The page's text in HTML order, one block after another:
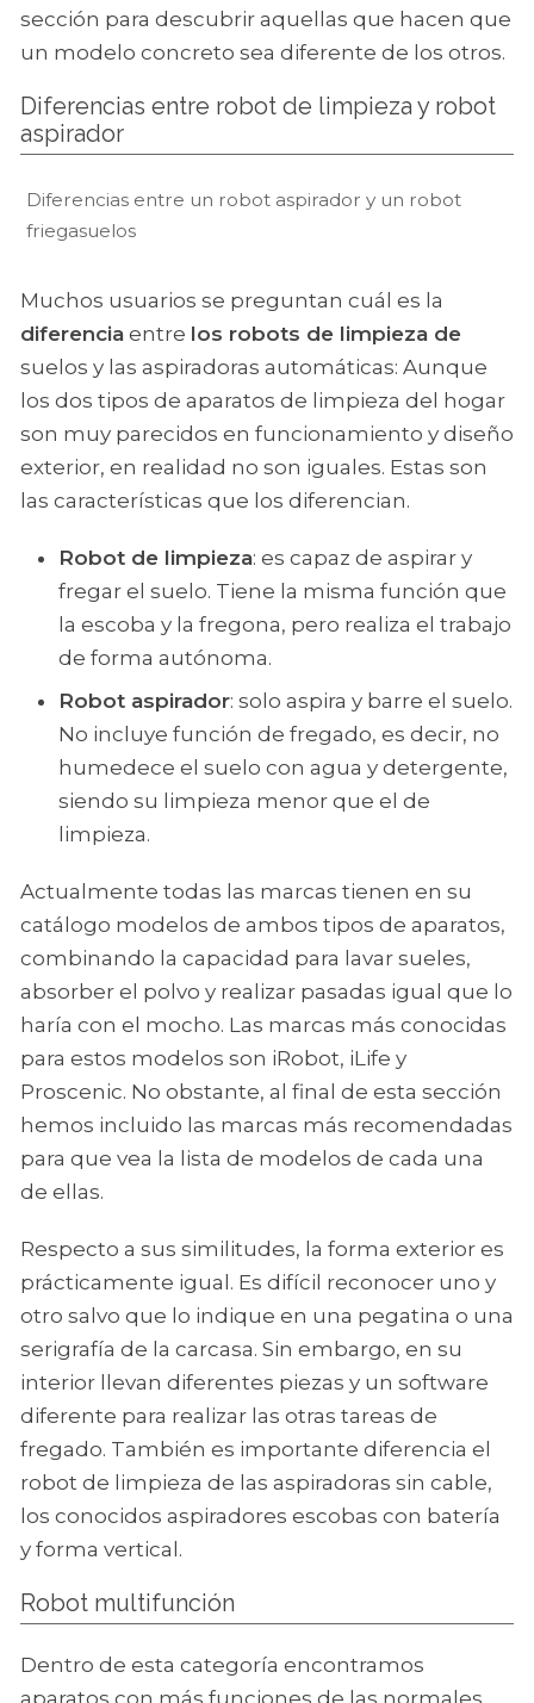
sección para descubrir aquellas que hacen que
un modelo concreto sea diferente de los otros.
Diferencias entre robot de limpieza y robot
aspirador
Diferencias entre un robot aspirador y un robot
friegasuelos
Muchos usuarios se preguntan cuál es la
diferencia entre los robots de limpieza de
suelos y las aspiradoras automáticas: Aunque
los dos tipos de aparatos de limpieza del hogar
son muy parecidos en funcionamiento y diseño
exterior, en realidad no son iguales. Estas son
las características que los diferencian.
Robot de limpieza: es capaz de aspirar y
fregar el suelo. Tiene la misma función que
la escoba y la fregona, pero realiza el trabajo
de forma autónoma.
Robot aspirador: solo aspira y barre el suelo.
No incluye función de fregado, es decir, no
humedece el suelo con agua y detergente,
siendo su limpieza menor que el de
limpieza.
Actualmente todas las marcas tienen en su
catálogo modelos de ambos tipos de aparatos,
combinando la capacidad para lavar sueles,
absorber el polvo y realizar pasadas igual que lo
haría con el mocho. Las marcas más conocidas
para estos modelos son iRobot, iLife y
Proscenic. No obstante, al final de esta sección
hemos incluido las marcas más recomendadas
para que vea la lista de modelos de cada una
de ellas.
Respecto a sus similitudes, la forma exterior es
prácticamente igual. Es difícil reconocer uno y
otro salvo que lo indique en una pegatina o una
serigrafía de la carcasa. Sin embargo, en su
interior llevan diferentes piezas y un software
diferente para realizar las otras tareas de
fregado. También es importante diferencia el
robot de limpieza de las aspiradoras sin cable,
los conocidos aspiradores escobas con batería
y forma vertical.
Robot multifunción
Dentro de esta categoría encontramos